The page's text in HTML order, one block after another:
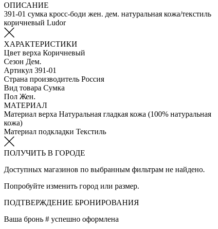
ОПИСАНИЕ
391-01 сумка кросс-боди жен. дем. натуральная кожа/текстиль
коричневый Ludor
ХАРАКТЕРИСТИКИ
Цвет верха Коричневый
Сезон Дем.
Артикул 391-01
Страна производитель Россия
Вид товара Сумка
Пол Жен.
МАТЕРИАЛ
Материал верха Натуральная гладкая кожа (100% натуральная
кожа)
Материал подкладки Текстиль
ПОЛУЧИТЬ В ГОРОДЕ
Доступных магазинов по выбранным фильтрам не найдено.
Попробуйте изменить город или размер.
ПОДТВЕРЖДЕНИЕ БРОНИРОВАНИЯ
Ваша бронь # успешно оформлена